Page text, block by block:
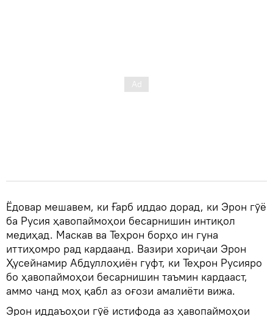
Ёдовар мешавем, ки Ғарб иддао дорад, ки Эрон гӯё
ба Русия ҳавопаймоҳои бесарнишин интиқол
медиҳад. Маскав ва Теҳрон борҳо ин гуна
иттиҳомро рад кардаанд. Вазири хориҷаи Эрон
Ҳусейнамир Абдуллоҳиён гуфт, ки Теҳрон Русияро
бо ҳавопаймоҳои бесарнишин таъмин кардааст,
аммо чанд моҳ қабл аз оғози амалиёти вижа.
Эрон иддаъоҳои гӯё истифода аз ҳавопаймоҳои